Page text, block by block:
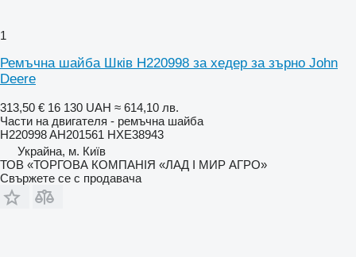
1
Ремъчна шайба Шків H220998 за хедер за зърно John
Deere
313,50 € 16 130 UAH ≈ 614,10 лв.
Части на двигателя - ремъчна шайба
H220998 AH201561 HXE38943
Украйна, м. Київ
ТОВ «ТОРГОВА КОМПАНІЯ «ЛАД І МИР АГРО»
Свържете се с продавача